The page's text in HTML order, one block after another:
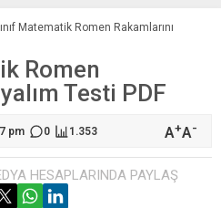
Matematik Romen Rakamlarını
Romen
Testi PDF
pm 0 1.353 A+A-
HESAPLARINDA PAYLAŞ